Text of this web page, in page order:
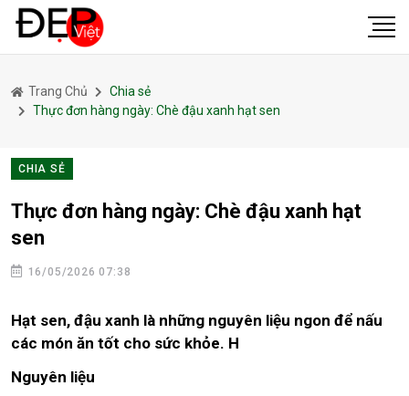
Trang Chủ
Chia sẻ
Thực đơn hàng ngày: Chè đậu xanh hạt sen
CHIA SẺ
Thực đơn hàng ngày: Chè đậu xanh hạt
sen
16/05/2026 07:38
Hạt sen, đậu xanh là những nguyên liệu ngon để nấu
các món ăn tốt cho sức khỏe. H
Nguyên liệu